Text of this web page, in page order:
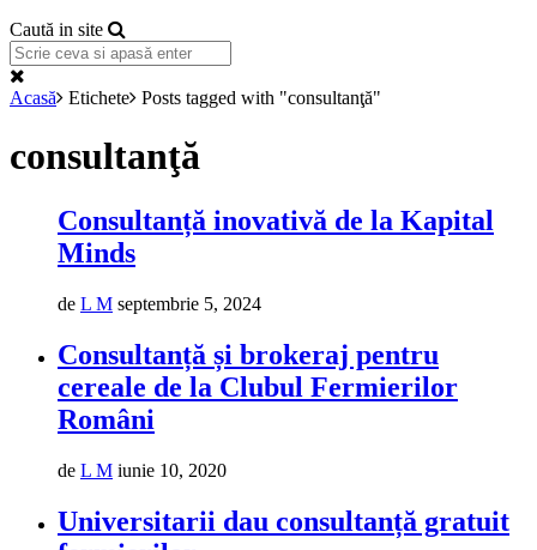
Caută in site
Acasă Etichete Posts tagged with "consultanţă"
consultanţă
Consultanță inovativă de la Kapital
Minds
de L M septembrie 5, 2024
Consultanță și brokeraj pentru
cereale de la Clubul Fermierilor
Români
de L M iunie 10, 2020
Universitarii dau consultanță gratuit